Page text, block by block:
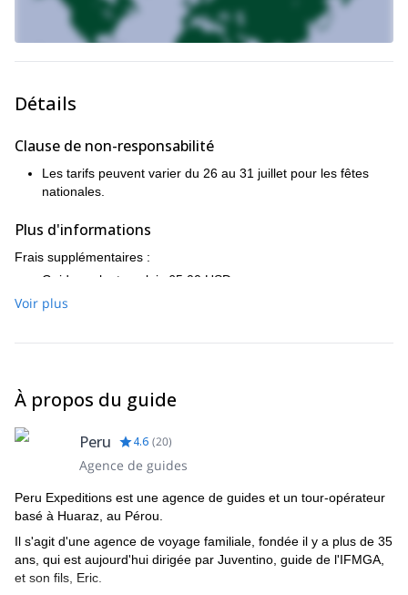
Détails
Clause de non-responsabilité
Les tarifs peuvent varier du 26 au 31 juillet pour les fêtes
nationales.
Plus d'informations
Frais supplémentaires :
Guide parlant anglais 65,00 USD
Taxi privé : 50,00 USD (aller-retour)
Voir plus
À propos du guide
Peru 4.6 (20)
Agence de guides
Peru Expeditions est une agence de guides et un tour-opérateur
basé à Huaraz, au Pérou.
Il s'agit d'une agence de voyage familiale, fondée il y a plus de 35
ans, qui est aujourd'hui dirigée par Juventino, guide de l'IFMGA,
et son fils, Eric.